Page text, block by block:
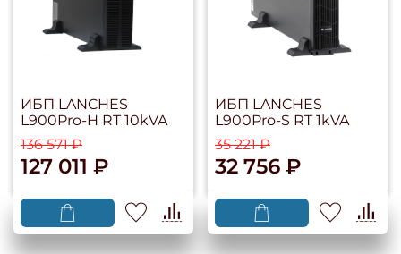
ИБП LANCHES
L900Pro-H RT 10kVA
136 571 ₽
127 011 ₽
ИБП LANCHES
L900Pro-S RT 1kVA
35 221 ₽
32 756 ₽